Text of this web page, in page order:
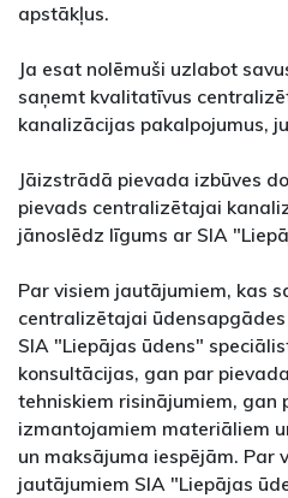
apstākļus.
Ja esat nolēmuši uzlabot
saņemt kvalitatīvus
kanalizācijas pakalpojumus,
Jāizstrādā pievada izbūves
pievads centralizētajai
jānoslēdz līgums ar SIA
Par visiem jautājumiem, kas
centralizētajai
SIA "Liepājas ūdens"
konsultācijas, gan par
tehniskiem risinājumiem, gan
izmantojamiem materiāliem
un maksājuma iespējām. Par
jautājumiem SIA "Liepājas